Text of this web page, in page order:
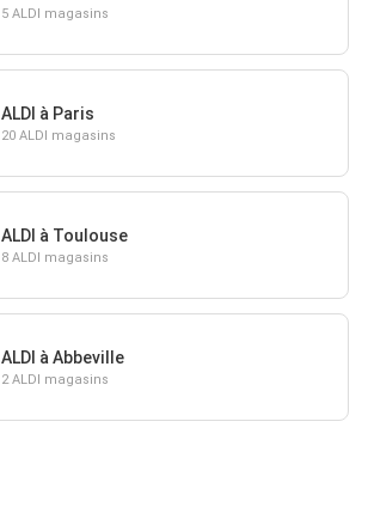
5 ALDI magasins
ALDI à Paris
20 ALDI magasins
ALDI à Toulouse
8 ALDI magasins
ALDI à Abbeville
2 ALDI magasins